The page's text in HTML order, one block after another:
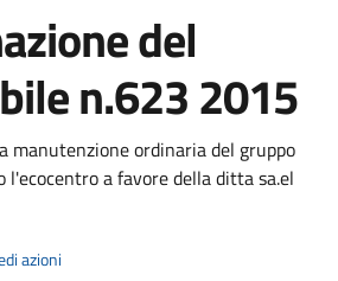
del
n.623 2015
manutenzione ordinaria del gruppo
l'ecocentro a favore della ditta sa.el
azioni